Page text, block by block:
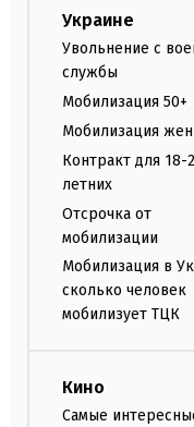
Украине
Увольнение с
службы
Мобилизация 50+
Мобилизация
Контракт для 18-
летних
Отсрочка от
мобилизации
Мобилизация в
сколько человек
мобилизует ТЦК
Кино
Самые